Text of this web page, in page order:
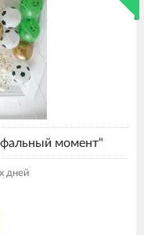
момент"
дней